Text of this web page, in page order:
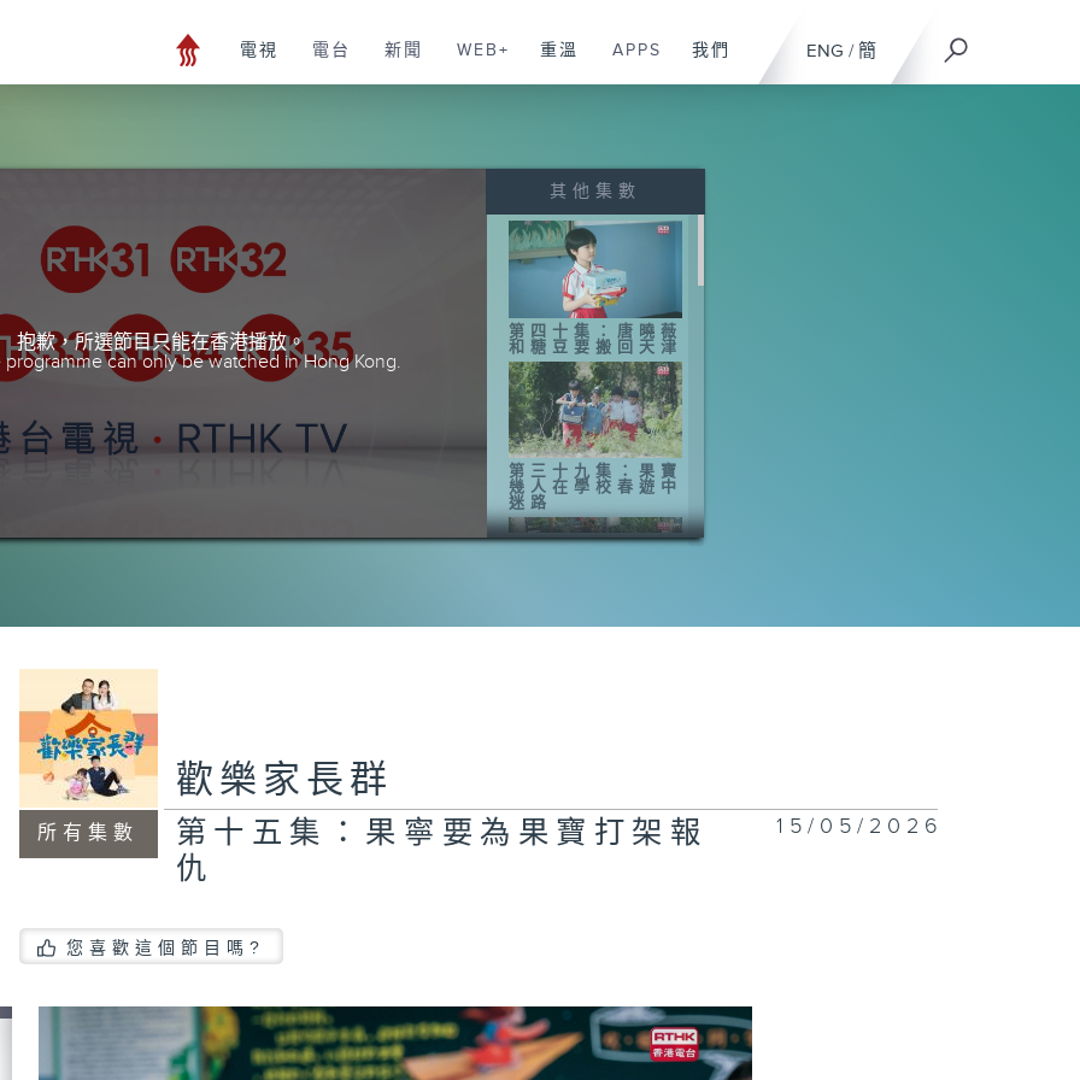
ENG / 簡
電視 電台 新聞 WEB+ 重溫 APPS 我們
抱歉，所選節目只能在香港播放。
programme can only be watched in Hong Kong.
其他集數
第四十集：唐曉薇
和糖豆要搬回天津
第三十九集：果寶
幾人在學校春遊中
迷路
第三十八集：真相
第三十五集：初一
畫「全家福」
所有集數
歡樂家長群
第十五集：果寧要為果寶打架報
仇
15/05/2026
您喜歡這個節目嗎?